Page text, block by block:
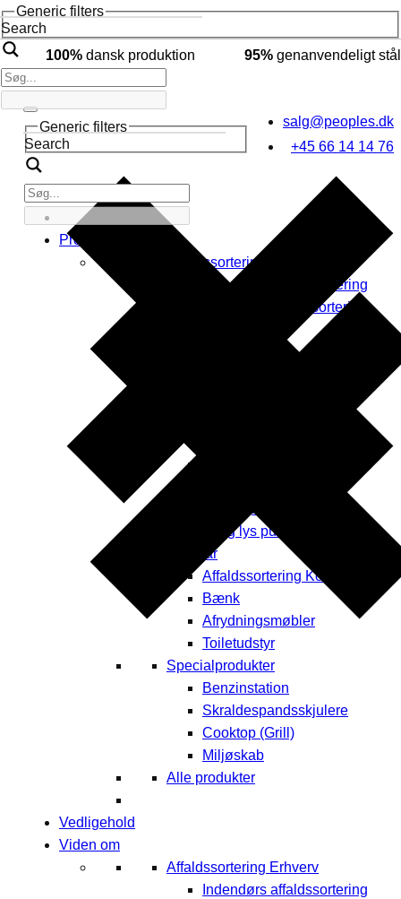
Search
Generic filters
100% dansk produktion 95% genanvendeligt stål
salg@peoples.dk
+45 66 14 14 76
Search
Generic filters
Produkter
Affaldssortering
Indendørs affaldssortering
Udendørs affaldssortering
El og lys pullerter
Inventar
Affaldssortering Kontor
Bænk
Afrydningsmøbler
Toiletudstyr
Specialprodukter
Benzinstation
Skraldespandsskjulere
Cooktop (Grill)
Miljøskab
Alle produkter
Vedligehold
Viden om
Affaldssortering Erhverv
Indendørs affaldssortering